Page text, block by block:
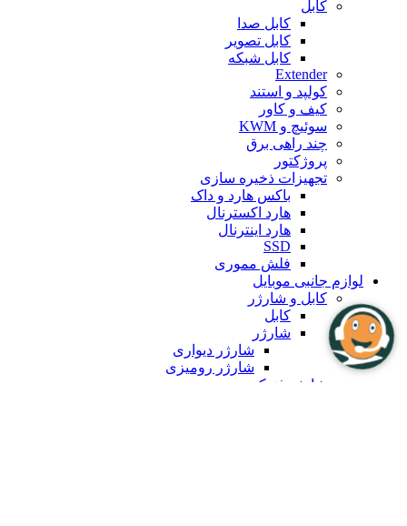
قاب گوشی
سری آیفون 13
سری آیفون 14
سری آیفون 15
ساعت هوشمند
تجهیزات گیمینگ
موس و کیبورد گیمینگ
هدست و هندزفری گیمینگ
ست گیمینگ
لوازم جانبی گیمینگ
لایف استایل
برند تندا
برند یوگرین
برند پاورولوژی
برند پرودو
برند سی جی موبایل
بلاگ